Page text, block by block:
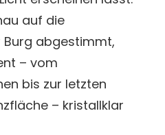
auf die
abgestimmt,
– vom
bis zur letzten
– kristallklar